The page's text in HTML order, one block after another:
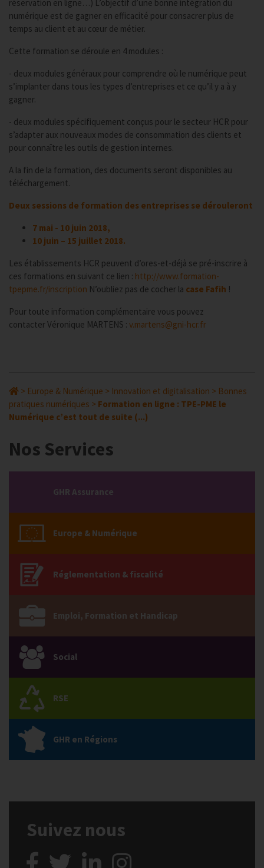
réservation en ligne…) L’objectif d’une bonne intégration du
numérique est de gagner en efficacité pour consacrer plus de
temps au client et au cœur de métier.
Cette formation se déroule en 4 modules :
- deux modules généraux pour comprendre où le numérique peut
s’implanter dans tous les types d’entreprises et ce qu’il y a à y
gagner.
- deux modules spécifiquement conçus pour le secteur HCR pour
s’adapter aux nouveaux modes de consommation des clients et
pour connaître les outils de gestion internes.
A la fin de la formation, des documents seront disponibles au
téléchargement.
Deux sessions de formation des entreprises se dérouleront
7 mai - 10 juin 2018,
10 juin – 15 juillet 2018.
Les établissements HCR peuvent d’ores-et-déjà se pré-inscrire à
ces formations en suivant ce lien : http://www.formation-
tpepme.fr/inscription N’oubliez pas de cocher la case Fafih !
Pour toute information complémentaire vous pouvez
contacter Véronique MARTENS : v.martens@gni-hcr.fr
> Europe & Numérique > Innovation et digitalisation > Bonnes
pratiques numériques > Formation en ligne : TPE-PME le
Numérique c’est tout de suite (...)
Nos Services
GHR Assurance
Europe & Numérique
Réglementation & fiscalité
Emploi, Formation et Handicap
Social
RSE
GHR en Régions
Suivez nous